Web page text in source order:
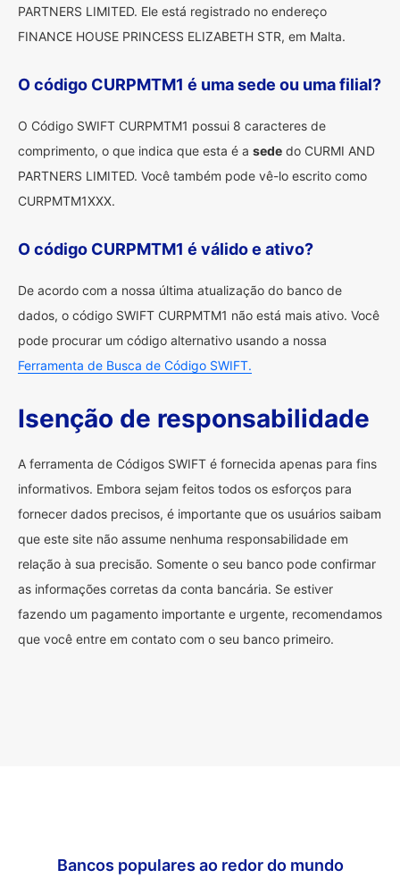
PARTNERS LIMITED. Ele está registrado no endereço
FINANCE HOUSE PRINCESS ELIZABETH STR, em Malta.
O código CURPMTM1 é uma sede ou uma filial?
O Código SWIFT CURPMTM1 possui 8 caracteres de
comprimento, o que indica que esta é a sede do CURMI AND
PARTNERS LIMITED. Você também pode vê-lo escrito como
CURPMTM1XXX.
O código CURPMTM1 é válido e ativo?
De acordo com a nossa última atualização do banco de
dados, o código SWIFT CURPMTM1 não está mais ativo. Você
pode procurar um código alternativo usando a nossa
Ferramenta de Busca de Código SWIFT.
Isenção de responsabilidade
A ferramenta de Códigos SWIFT é fornecida apenas para fins
informativos. Embora sejam feitos todos os esforços para
fornecer dados precisos, é importante que os usuários saibam
que este site não assume nenhuma responsabilidade em
relação à sua precisão. Somente o seu banco pode confirmar
as informações corretas da conta bancária. Se estiver
fazendo um pagamento importante e urgente, recomendamos
que você entre em contato com o seu banco primeiro.
Bancos populares ao redor do mundo